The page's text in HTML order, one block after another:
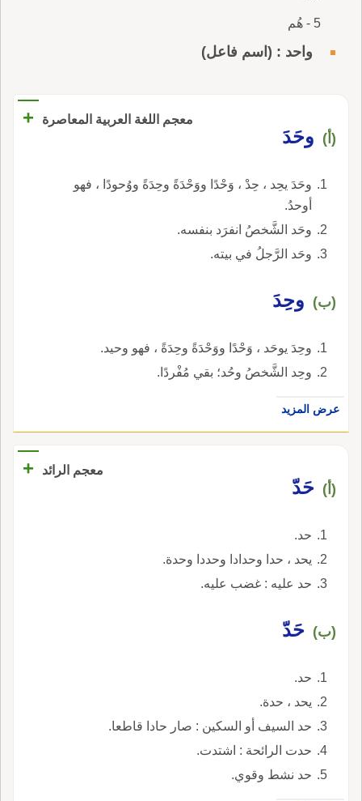
5 - هُم
واحد : (اسم فاعل)
معجم اللغة العربية المعاصرة +
(أ) وحَدَ
وحَدَ يحِد ، حِدْ ، وَحْدًا ووَحْدَةً وحِدَةً ووُحودًا ، فهو
أوحدُ.
وحَد الشَّخصُ انفرَد بنفسه.
وحَد الرَّجلُ في بيته.
(ب) وحِدَ
وحِدَ يوحَد ، وَحْدًا ووَحْدَةً وحِدَةً ، فهو وحيد.
وحِد الشَّخصُ وحُد؛ بقي مُفْردًا.
عرض المزيد
معجم الرائد +
(أ) حَدّ
حد.
يحد ، حدا وحدادا وحددا وحدة.
حد عليه : غضب عليه.
(ب) حَدّ
حد.
يحد ، حدة.
حد السيف أو السكين : صار حادا قاطعا.
حدت الرائحة : اشتدت.
حد نشط وقوي.